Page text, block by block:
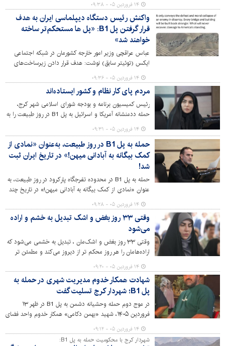
تبریک و تسلیت به مناسبت شهادت جمعی از شهروندان بی
گناه و آرزوی سلامتی و شفای عاجل برای مجروحین، این
قبیل اقدامات سخیف را اثبات شکست خفت بار دشمن
دانستند که پس از ناکامی در رویایی با نیروهای مسلح، به
کشتار غیر نظامیان و ترور و تخریب زیرساخت ها روی آورده
است.
۱۴ فروردین ۰۵ - ۰۹:۳۸
واکنش رئیس دستگاه دیپلماسی ایران به هدف
قرار گرفتن پل B1: «پل ها مستحکم‌تر ساخته
خواهند شد»
عباس عراقچی وزیر امور خارجه کشورمان در شبکه اجتماعی
ایکس (توئیتر سابق) نوشت: هدف قرار دادن زیرساخت‌های
غیرنظامی، از جمله پل‌های نیمه‌کاره، هرگز ایرانیان را به تسلیم
وادار نخواهد کرد.
۱۴ فروردین ۰۵ - ۰۹:۳۶
مردم پای کار نظام و کشور ایستاده‌اند
رئیس کمیسیون برنامه و بودجه شورای اسلامی شهر کرج،
حمله ددمنشانه آمریکا و اسرائیل به پل B1 در روز طبیعت را به
شدت محکوم کرد و گفت : این حمله در ورودی جاده‌ای
پرتردد و مورد مراجعه جمعیت زیاد رخ داد و منجر به شهادت
و مجروح شدن تعدادی از خادمان مردم در مراحل اجرایی پل
و چند تن از همشهریان شد.
۱۴ فروردین ۰۵ - ۰۹:۳۱
حمله به پل B1 در روز طبیعت، به‌عنوان «نمادی از
کمک بیگانه به آبادانی میهن!» در تاریخ ایران‌ ثبت
شد!
حمله به پل B1 در محدوده تفرجگاه پارکرود در روز طبیعت، به
عنوان «نمادی از کمک بیگانه به آبادانی میهن!» در تاریخ چند
هزار ساله ایران‌زمین ثبت شد.
۱۴ فروردین ۰۵ - ۰۹:۲۸
وقتی ۳۳ روز بغض و اشک تبدیل به خشم و اراده
می‌شود
وقتی ۳۳ روز بغض و اشک‌مان ، تبدیل به خشمی می‌شود که
اراده‌هامان را هر روز محکم تر از دیروز می‌کند و مطمئن تر
میشویم برای نابودی تو و از میان برداشتنت برای همیشه و
نجات همه بشریت تو مهم‌ترین سرمایه و داشته ما را از ما
گرفتی، هم او که آقا و سرور و مولا و مقتدای ما بود ، رهبر
عزیزی که در ذهن هر ایرانی تصویری از مهربانی اش به نمایش
گذاشته شده بود.
۱۴ فروردین ۰۵ - ۰۹:۲۰
شهادت همکار خدوم مدیریت شهری در حمله به
پل B1؛ شهردار کرج تسلیت گفت
در موج دوم حمله وحشیانه دشمن به پل B1 در ظهر ۱۳
فروردین ۱۴۰۵، شهید «بهمن دکامی» همکار خدوم واحد فضای
سبز منطقه یک شهرداری کرج که در بوستان مادر مشغول انجام
وظیفه بود، در اثر اصابت پرتابه های ناشی از انفجار به فیض
۱۴ فروردین ۰۵ - ۰۹:۱۲
شهردار کرج با محکومیت حمله به پل B1: